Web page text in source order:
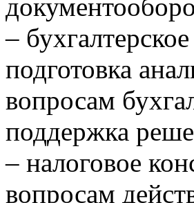
–
подготовка
вопросам
поддержка
– налоговое
вопросам